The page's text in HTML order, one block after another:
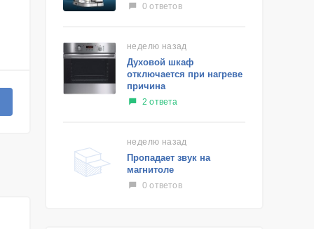
0 ответов
неделю назад
Духовой шкаф
отключается при нагреве
причина
2 ответа
неделю назад
Пропадает звук на
магнитоле
0 ответов